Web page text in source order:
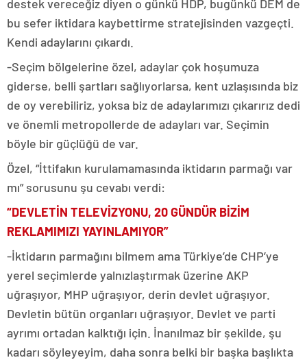
destek vereceğiz diyen o günkü HDP, bugünkü DEM de
bu sefer iktidara kaybettirme stratejisinden vazgeçti.
Kendi adaylarını çıkardı.
-Seçim bölgelerine özel, adaylar çok hoşumuza
giderse, belli şartları sağlıyorlarsa, kent uzlaşısında biz
de oy verebiliriz, yoksa biz de adaylarımızı çıkarırız dedi
ve önemli metropollerde de adayları var. Seçimin
böyle bir güçlüğü de var.
Özel, “İttifakın kurulamamasında iktidarın parmağı var
mı” sorusunu şu cevabı verdi:
“DEVLETİN TELEVİZYONU, 20 GÜNDÜR BİZİM
REKLAMIMIZI YAYINLAMIYOR”
-İktidarın parmağını bilmem ama Türkiye’de CHP’ye
yerel seçimlerde yalnızlaştırmak üzerine AKP
uğraşıyor, MHP uğraşıyor, derin devlet uğraşıyor.
Devletin bütün organları uğraşıyor. Devlet ve parti
ayrımı ortadan kalktığı için. İnanılmaz bir şekilde, şu
kadarı söyleyeyim, daha sonra belki bir başka başlıkta